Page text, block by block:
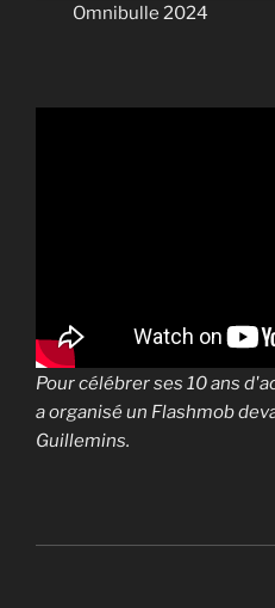
Omnibulle 2024
Pour célébrer ses 10 ans
a organisé un Flashmob
Guillemins.